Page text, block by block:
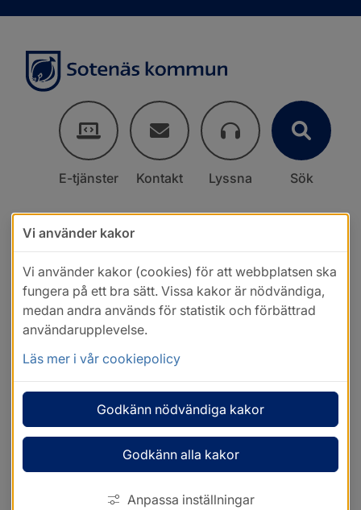
E-tjänster Kontakt Lyssna Sök
Vi använder kakor
Vi använder kakor (cookies) för att webbplatsen ska
fungera på ett bra sätt. Vissa kakor är nödvändiga,
medan andra används för statistik och förbättrad
användarupplevelse.
Läs mer i vår cookiepolicy
Godkänn nödvändiga kakor
Godkänn alla kakor
Anpassa inställningar